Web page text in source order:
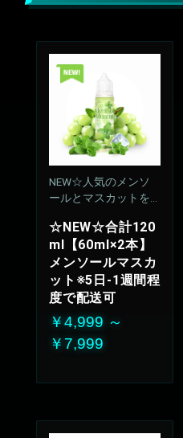
NEW☆人気のメンソ
ールとマスカットをM
☆NEW☆合計120
ml【60ml×2本】
メンソールマスカ
ット※5日-1週間程
度で配送可
￥4,999 ～
￥7,999